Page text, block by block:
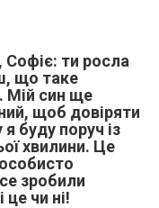
Софіє: ти росла
що таке
Мій син ще
щоб довіряти
буду поруч із
хвилини. Це
зробили
чи ні!